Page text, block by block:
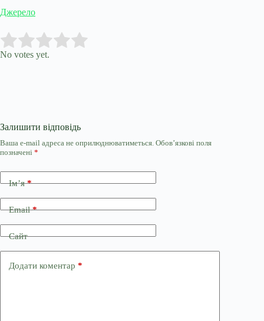
Джерело
Rate this item:
No votes yet.
Залишити відповідь
Ваша e-mail адреса не оприлюднюватиметься. Обов’язкові поля
позначені *
Ім’я*
Email*
Сайт
Додати коментар *